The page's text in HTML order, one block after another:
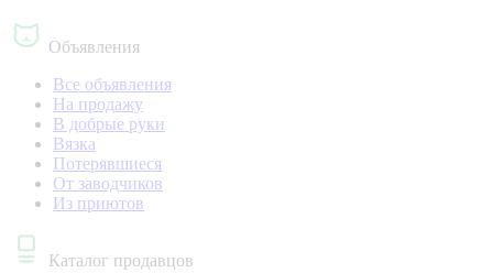
Объявления
Все объявления
На продажу
В добрые руки
Вязка
Потерявшиеся
От заводчиков
Из приютов
Каталог продавцов